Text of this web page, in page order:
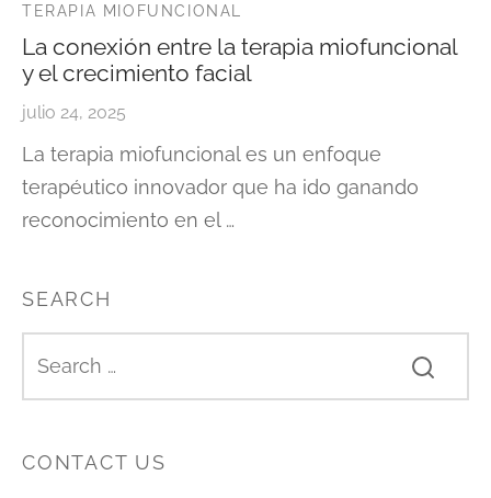
TERAPIA MIOFUNCIONAL
La conexión entre la terapia miofuncional
y el crecimiento facial
julio 24, 2025
La terapia miofuncional es un enfoque
terapéutico innovador que ha ido ganando
reconocimiento en el …
SEARCH
CONTACT US